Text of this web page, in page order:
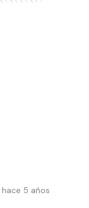
5 años